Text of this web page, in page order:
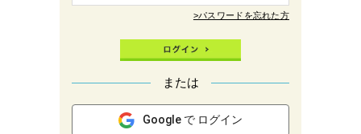
>パスワードを忘れた方
または
Google で ログイン